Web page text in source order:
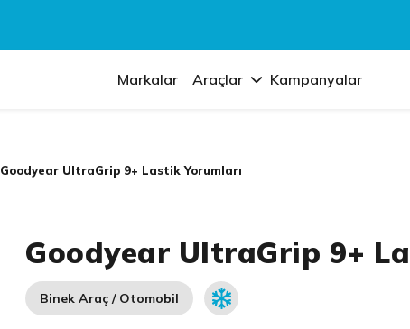
Markalar Araçlar Kampanyalar
Goodyear UltraGrip 9+ Lastik Yorumları
Goodyear UltraGrip 9+
Binek Araç / Otomobil